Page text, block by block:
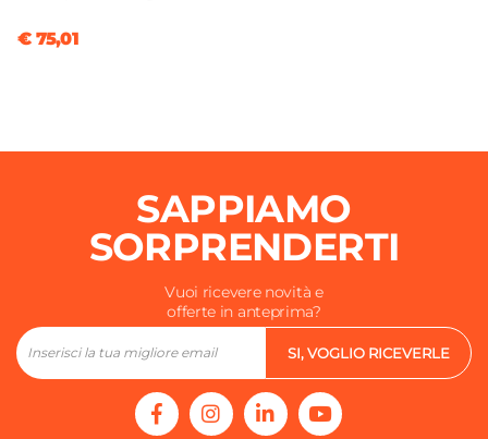
€ 75,01
SAPPIAMO
SORPRENDERTI
Vuoi ricevere novità e
offerte in anteprima?
SI, VOGLIO RICEVERLE